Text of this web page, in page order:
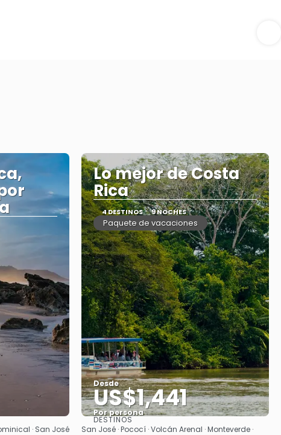
· San José
Lo mejor de Costa
Rica
4 DESTINOS 9 NOCHES
Paquete de vacaciones
Desde
US$1,441
Por persona
Ver
DESTINOS
San José · Pococí · Volcán Arenal · Monteverde ·